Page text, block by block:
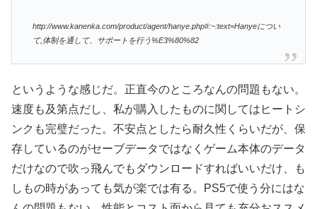
http://www.kanenka.com/product/agent/hanye.php#:~:text=Hanyeについ
て,体制を通して、サポートを行う%E3%80%82
というような感じだ。正直今のところなんの問題もない。
速度も及第点だし、私が購入したものに関してはヒートシ
ンクも完璧だった。不安点としたら耐久性くらいだが、保
存しているのがセーブデータではなくゲーム本体のデータ
だけなので吹っ飛んでもダウンロードすればいいだけ、も
しもの時があっても気が楽では有る。PS5で使う分にはな